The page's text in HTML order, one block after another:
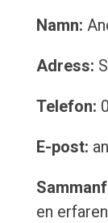
Namn:
Adress:
Telefon:
E-post:
en